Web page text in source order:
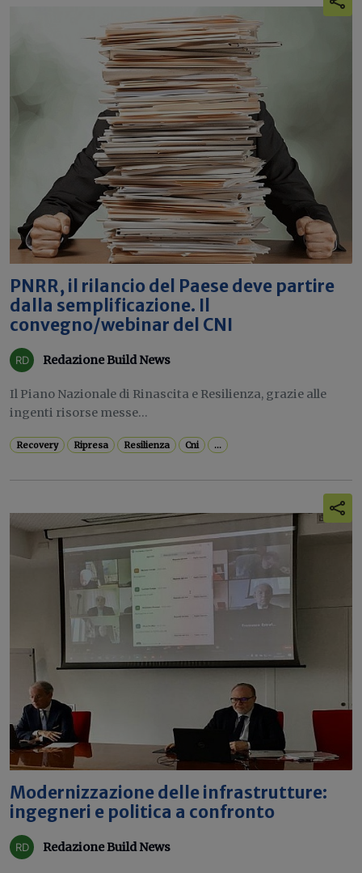
PNRR, il rilancio del Paese deve partire
dalla semplificazione. Il
convegno/webinar del CNI
Redazione Build News
Il Piano Nazionale di Rinascita e Resilienza, grazie alle
ingenti risorse messe...
Recovery Ripresa Resilienza Cni ...
Modernizzazione delle infrastrutture:
ingegneri e politica a confronto
Redazione Build News